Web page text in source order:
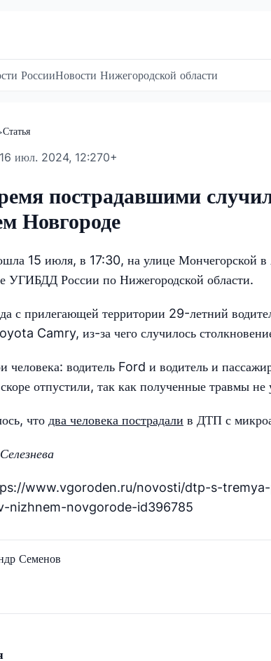
РоссииНовости Нижегородской области
Статья
16 июл. 2024, 12:270+
пострадавшими
Новгороде
15 июля, в 17:30, на улице Мончегорской
УГИБДД России по Нижегородской области.
с прилегающей территории 29-летний
Camry, из-за чего случилось
человека: водитель Ford и водитель и
отпустили, так как полученные травмы
что два человека пострадали в ДТП с
www.vgoroden.ru/novosti/dtp-s-
nizhnem-novgorode-id396785
Семенов